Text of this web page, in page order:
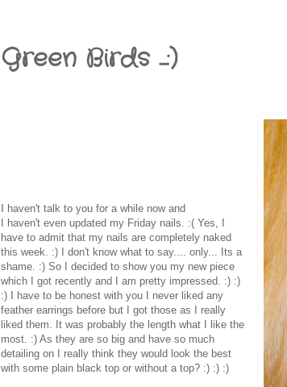
Green Birds ...:)
I haven't talk to you for a while now and
I haven't even updated my Friday nails. :( Yes, I
have to admit that my nails are completely naked
this week. :) I don't know what to say.... only... Its a
shame. :) So I decided to show you my new piece
which I got recently and I am pretty impressed. :) :)
:) I have to be honest with you I never liked any
feather earrings before but I got those as I really
liked them. It was probably the length what I like the
most. :) As they are so big and have so much
detailing on I really think they would look the best
with some plain black top or without a top? :) :) :)